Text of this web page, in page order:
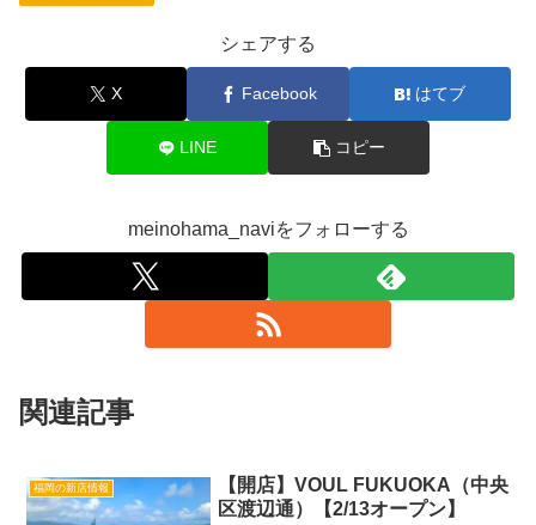
シェアする
X Facebook はてブ
LINE コピー
meinohama_naviをフォローする
関連記事
福岡の新店情報
【開店】VOUL FUKUOKA（中央
区渡辺通）【2/13オープン】